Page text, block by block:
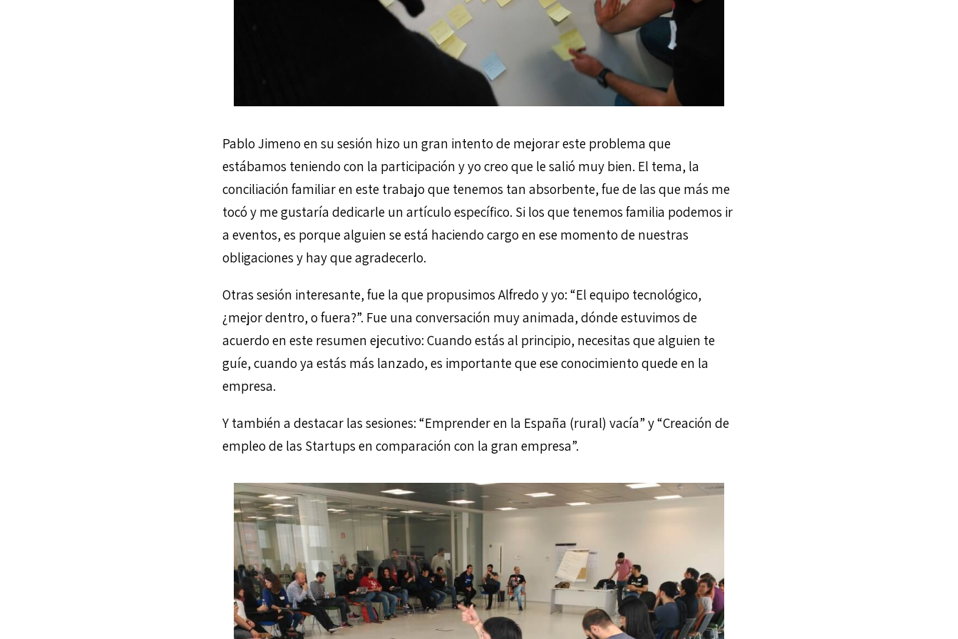
Pablo Jimeno en su sesión hizo un gran intento de mejorar este problema que
estábamos teniendo con la participación y yo creo que le salió muy bien. El tema, la
conciliación familiar en este trabajo que tenemos tan absorbente, fue de las que más me
tocó y me gustaría dedicarle un artículo específico. Si los que tenemos familia podemos ir
a eventos, es porque alguien se está haciendo cargo en ese momento de nuestras
obligaciones y hay que agradecerlo.
Otras sesión interesante, fue la que propusimos Alfredo y yo: “El equipo tecnológico,
¿mejor dentro, o fuera?”. Fue una conversación muy animada, dónde estuvimos de
acuerdo en este resumen ejecutivo: Cuando estás al principio, necesitas que alguien te
guíe, cuando ya estás más lanzado, es importante que ese conocimiento quede en la
empresa.
Y también a destacar las sesiones: “Emprender en la España (rural) vacía” y “Creación de
empleo de las Startups en comparación con la gran empresa”.